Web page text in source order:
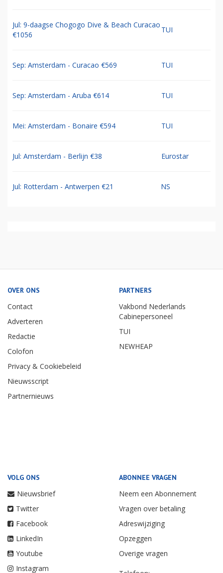
Jul: 9-daagse Chogogo Dive & Beach Curacao
€1056
TUI
Sep: Amsterdam - Curacao €569 TUI
Sep: Amsterdam - Aruba €614 TUI
Mei: Amsterdam - Bonaire €594 TUI
Jul: Amsterdam - Berlijn €38 Eurostar
Jul: Rotterdam - Antwerpen €21 NS
OVER ONS
Contact
Adverteren
Redactie
Colofon
Privacy & Cookiebeleid
Nieuwsscript
Partnernieuws
PARTNERS
Vakbond Nederlands
Cabinepersoneel
TUI
NEWHEAP
VOLG ONS
Nieuwsbrief
Twitter
Facebook
LinkedIn
Youtube
Instagram
ABONNEE VRAGEN
Neem een Abonnement
Vragen over betaling
Adreswijziging
Opzeggen
Overige vragen